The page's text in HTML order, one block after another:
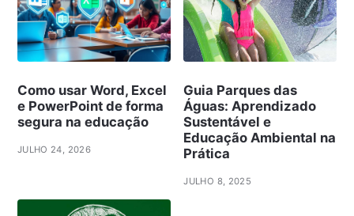
Como usar Word, Excel
e PowerPoint de forma
segura na educação
JULHO 24, 2026
Guia Parques das
Águas: Aprendizado
Sustentável e
Educação Ambiental na
Prática
JULHO 8, 2025